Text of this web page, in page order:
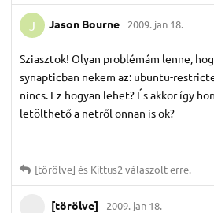
J Jason Bourne 2009. jan 18.
Sziasztok! Olyan problémám lenne,
synapticban nekem az: ubuntu-
nincs. Ez hogyan lehet? És akkor így
letölthető a netről onnan is ok?
[törölve] és Kittus2 válaszolt erre.
[törölve] 2009. jan 18.